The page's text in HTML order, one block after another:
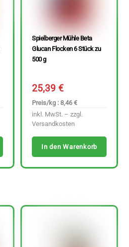
Spielberger Mühle Beta
Glucan Flocken 6 Stück zu
500 g
25,39€
Preis/kg : 8,46 €
inkl. MwSt. – zzgl.
Versandkosten
In den Warenkorb